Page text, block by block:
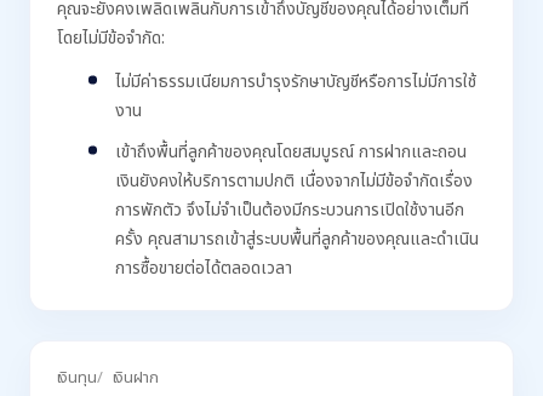
คุณจะยังคงเพลิดเพลินกับการเข้าถึงบัญชีของคุณได้อย่างเต็มที่
โดยไม่มีข้อจำกัด:
ไม่มีค่าธรรมเนียมการบำรุงรักษาบัญชีหรือการไม่มีการใช้
งาน
เข้าถึงพื้นที่ลูกค้าของคุณโดยสมบูรณ์ การฝากและถอน
เงินยังคงให้บริการตามปกติ เนื่องจากไม่มีข้อจำกัดเรื่อง
การพักตัว จึงไม่จำเป็นต้องมีกระบวนการเปิดใช้งานอีก
ครั้ง คุณสามารถเข้าสู่ระบบพื้นที่ลูกค้าของคุณและดำเนิน
การซื้อขายต่อได้ตลอดเวลา
เงินทุน เงินฝาก